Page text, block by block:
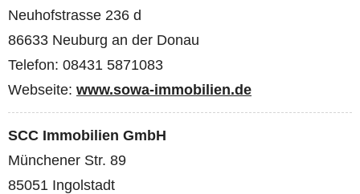
Neuhofstrasse 236 d
86633 Neuburg an der Donau
Telefon: 08431 5871083
Webseite: www.sowa-immobilien.de
SCC Immobilien GmbH
Münchener Str. 89
85051 Ingolstadt